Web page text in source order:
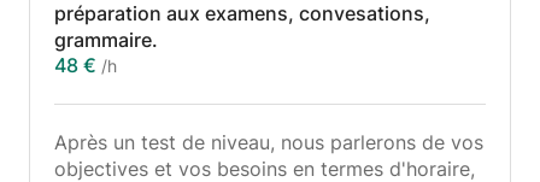
préparation aux examens, convesations,
grammaire.
48 € /h
Après un test de niveau, nous parlerons de vos
objectives et vos besoins en termes d'horaire,